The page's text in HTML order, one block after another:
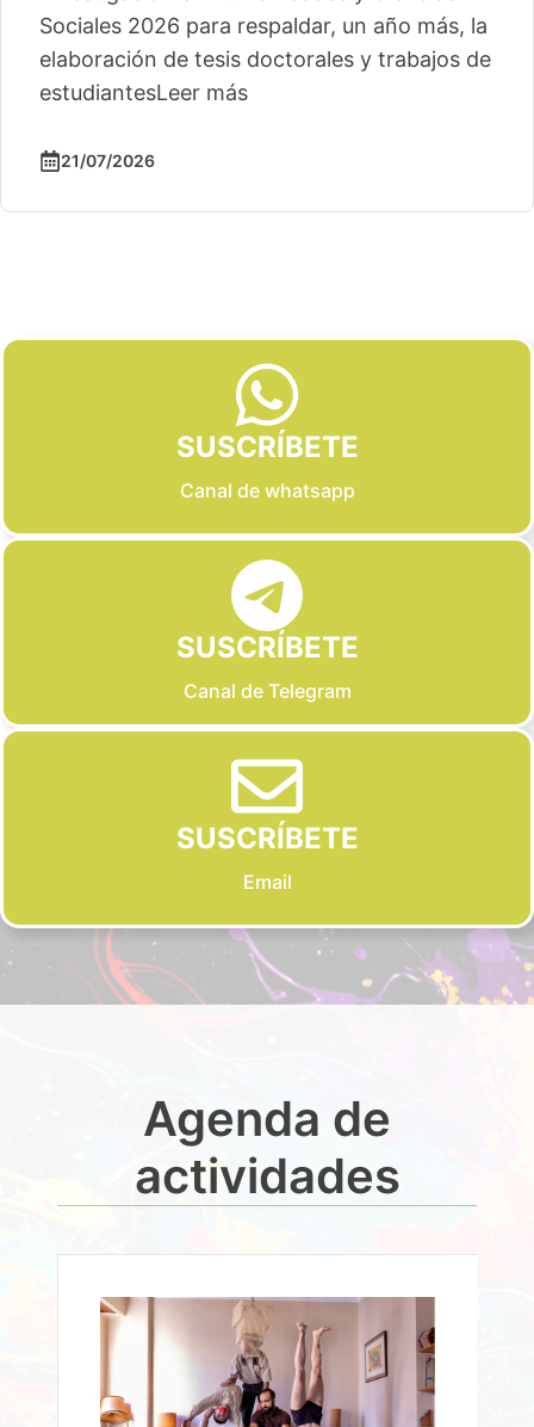
Sociales 2026 para respaldar, un año más, la
elaboración de tesis doctorales y trabajos de
estudiantesLeer más
21/07/2026
SUSCRÍBETE
Canal de whatsapp
SUSCRÍBETE
Canal de Telegram
SUSCRÍBETE
Email
Agenda de
actividades